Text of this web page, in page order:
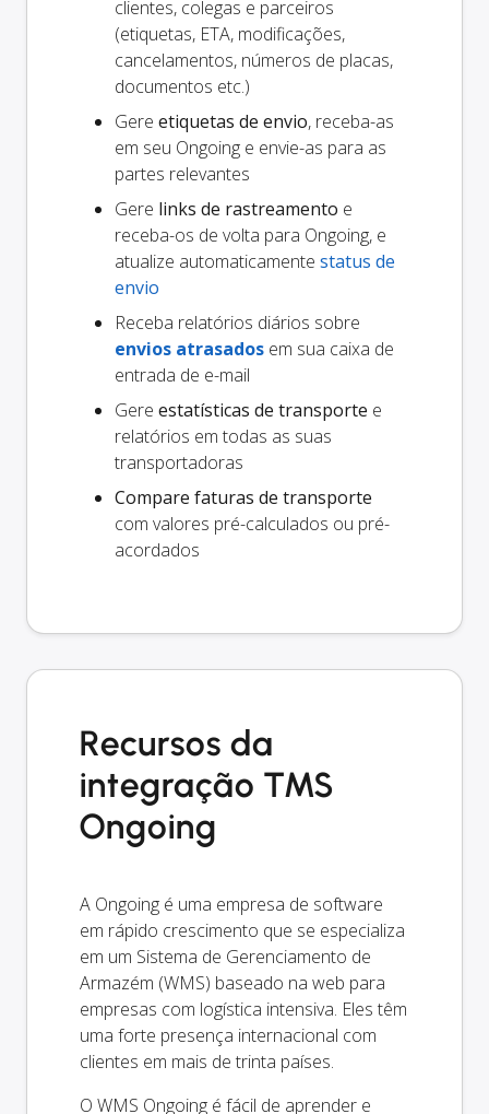
clientes, colegas e parceiros
(etiquetas, ETA, modificações,
cancelamentos, números de placas,
documentos etc.)
Gere etiquetas de envio, receba-as
em seu Ongoing e envie-as para as
partes relevantes
Gere links de rastreamento e
receba-os de volta para Ongoing, e
atualize automaticamente status de
envio
Receba relatórios diários sobre
envios atrasados em sua caixa de
entrada de e-mail
Gere estatísticas de transporte e
relatórios em todas as suas
transportadoras
Compare faturas de transporte
com valores pré-calculados ou pré-
acordados
Recursos da
integração TMS
Ongoing
A Ongoing é uma empresa de software
em rápido crescimento que se especializa
em um Sistema de Gerenciamento de
Armazém (WMS) baseado na web para
empresas com logística intensiva. Eles têm
uma forte presença internacional com
clientes em mais de trinta países.
O WMS Ongoing é fácil de aprender e